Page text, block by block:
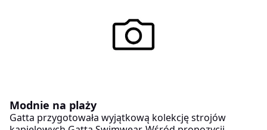
Modnie na plaży
Gatta przygotowała wyjątkową kolekcję strojów